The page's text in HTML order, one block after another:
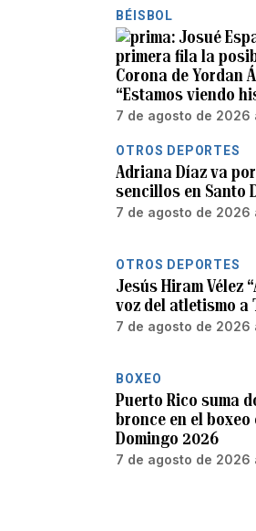
BÉISBOL
Josué
primera fila la
Corona de Yordan
“Estamos viendo
7 de agosto de 2026
OTROS DEPORTES
Adriana Díaz va
sencillos en Santo
7 de agosto de 2026
OTROS DEPORTES
Jesús Hiram Vélez
voz del atletismo a
7 de agosto de 2026
BOXEO
Puerto Rico suma
bronce en el boxeo
Domingo 2026
7 de agosto de 2026